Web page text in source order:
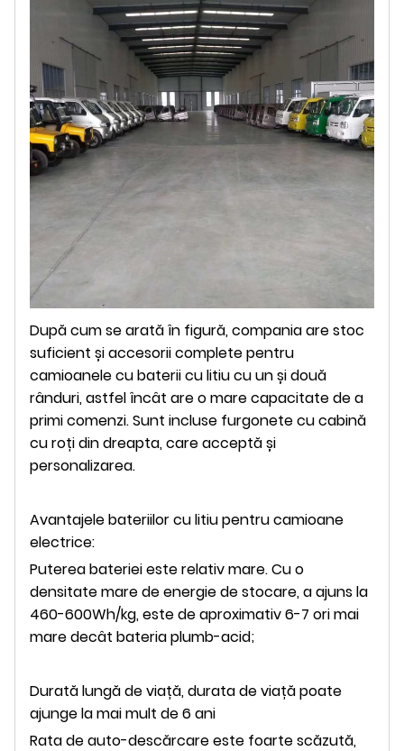
După cum se arată în figură, compania are stoc
suficient și accesorii complete pentru
camioanele cu baterii cu litiu cu un și două
rânduri, astfel încât are o mare capacitate de a
primi comenzi. Sunt incluse furgonete cu cabină
cu roți din dreapta, care acceptă și
personalizarea.
Avantajele bateriilor cu litiu pentru camioane
electrice:
Puterea bateriei este relativ mare. Cu o
densitate mare de energie de stocare, a ajuns la
460-600Wh/kg, este de aproximativ 6-7 ori mai
mare decât bateria plumb-acid;
Durată lungă de viață, durata de viață poate
ajunge la mai mult de 6 ani
Rata de auto-descărcare este foarte scăzută,